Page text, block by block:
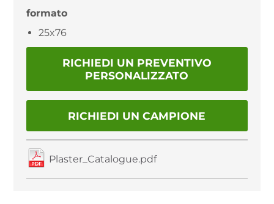
formato
25x76
RICHIEDI UN PREVENTIVO
PERSONALIZZATO
RICHIEDI UN CAMPIONE
Plaster_Catalogue.pdf